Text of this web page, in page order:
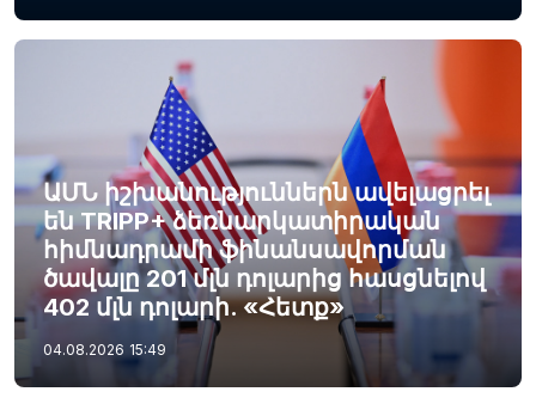
ԱՄՆ իշխանություններն ավելացրել
են TRIPP+ ձեռնարկատիրական
հիմնադրամի ֆինանսավորման
ծավալը 201 մլն դոլարից հասցնելով
402 մլն դոլարի. «Հետք»
04.08.2026 15:49